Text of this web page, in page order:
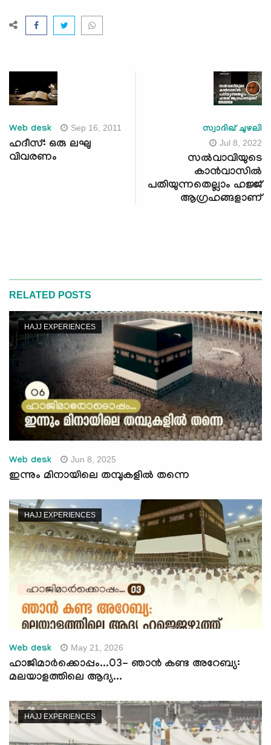
Web desk Sep 16, 2011
ഹദീസ്: ഒരു ലഘു
വിവരണം
സ്വാദിഖ് ചുഴലി
Jul 8, 2022
സല്‍വാവിയുടെ
കാന്‍വാസില്‍
പതിയുന്നതെല്ലാം ഹജ്ജ്
ആഗ്രഹങ്ങളാണ്
RELATED POSTS
HAJJ EXPERIENCES
Web desk Jun 8, 2025
ഇന്നും മിനായിലെ തമ്പുകളില്‍ തന്നെ
HAJJ EXPERIENCES
Web desk May 21, 2026
ഹാജിമാര്‍ക്കൊപ്പം...03- ഞാൻ കണ്ട അറേബ്യ:
മലയാളത്തിലെ ആദ്യ...
HAJJ EXPERIENCES